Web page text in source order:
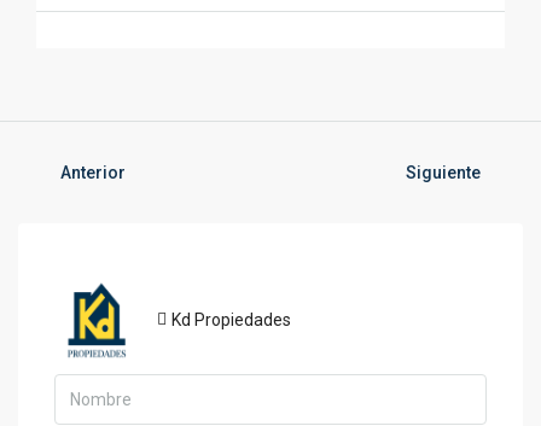
Anterior Siguiente
Kd Propiedades